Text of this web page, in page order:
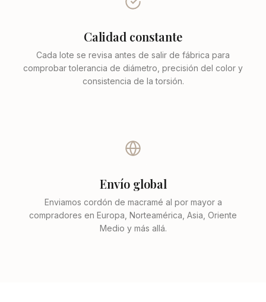
Calidad constante
Cada lote se revisa antes de salir de fábrica para
comprobar tolerancia de diámetro, precisión del color y
consistencia de la torsión.
Envío global
Enviamos cordón de macramé al por mayor a
compradores en Europa, Norteamérica, Asia, Oriente
Medio y más allá.